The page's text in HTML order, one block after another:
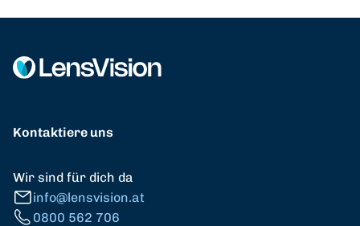
Kontaktiere uns
Wir sind für dich da
info@lensvision.at
0800 562 706